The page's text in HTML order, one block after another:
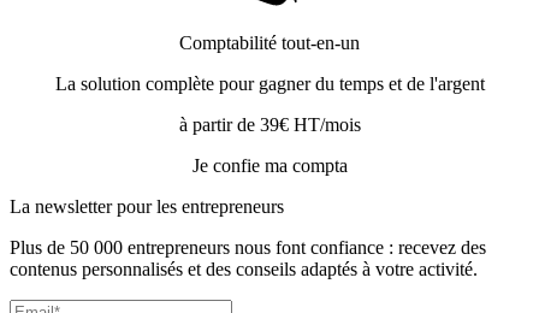
Comptabilité tout-en-un
La solution complète pour gagner du temps et de l'argent
à partir de 39€ HT/mois
Je confie ma compta
La newsletter pour les entrepreneurs
Plus de 50 000 entrepreneurs nous font confiance : recevez des
contenus personnalisés et des conseils adaptés à votre activité.